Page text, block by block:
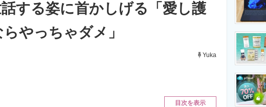
製品の総合サイト IT製品の技術・比較・事例 製造業のIT導入・活用を支援
エネルギーの専門メディア
する姿に首かしげる「愛し護
やっちゃダメ」
Yuka
目次を表示